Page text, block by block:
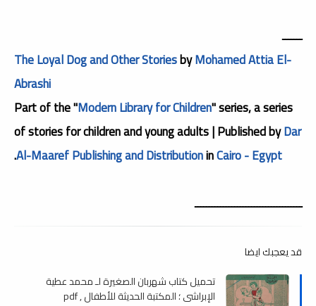
ـــــــ
The Loyal Dog and Other StoriesbyMohamed Attia El-
Abrashi
Part of the "Modern Library for Children" series, a series
of stories for children and young adults | Published byDar
Al-Maaref Publishing and DistributioninCairo - Egypt
.
ــــــــــــــــــــــــــــــــــــــ
قد يعجبك ايضا
تحميل كتاب شهربان الصغيرة لـ محمد عطية
الإبراشي ؛ المكتبة الحديثة للأطفال , pdf